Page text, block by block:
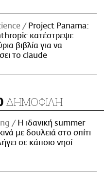
Project Panama:
κατέστρεψε
βιβλία για να
το claude
ΔΗΜΟΦΙΛΗ
Η ιδανική summer
με δουλειά στο σπίτι
σε κάποιο νησί